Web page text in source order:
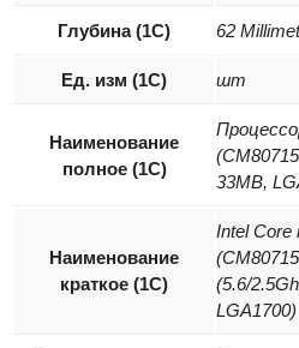
Глубина (1С) 62
Ед. изм (1С) шт
Наименование
полное (1С)
33MB,
Наименование
краткое (1C)
Intel Core
(5.6/
LGA1700)